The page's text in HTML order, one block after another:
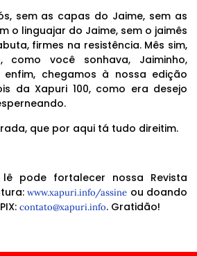
sem as capas do Jaime, sem as
o linguajar do Jaime, sem o jaimês
firmes na resistência. Mês sim,
você sonhava, Jaiminho,
chegamos à nossa edição
da Xapuri 100, como era desejo
que por aqui tá tudo direitim.
lê pode fortalecer nossa Revista
www.xapuri.info/assine ou doando
contato@xapuri.info. Gratidão!